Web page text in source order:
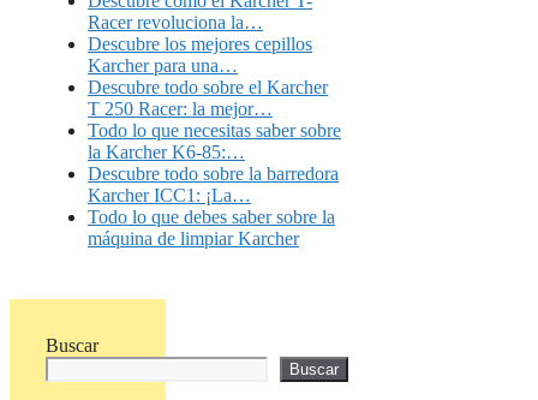
Racer revoluciona la…
Descubre los mejores cepillos
Karcher para una…
Descubre todo sobre el Karcher
T 250 Racer: la mejor…
Todo lo que necesitas saber sobre
la Karcher K6-85:…
Descubre todo sobre la barredora
Karcher ICC1: ¡La…
Todo lo que debes saber sobre la
máquina de limpiar Karcher
Buscar
Buscar